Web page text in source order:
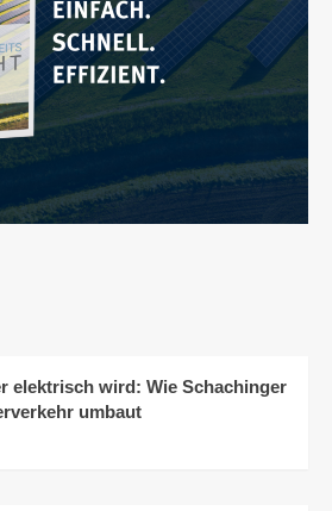
elektrisch wird: Wie Schachinger
umbaut